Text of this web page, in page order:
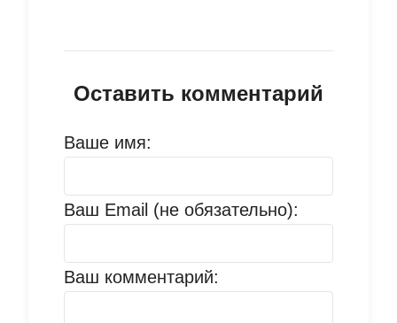
Оставить комментарий
Ваше имя:
Ваш Email (не обязательно):
Ваш комментарий: